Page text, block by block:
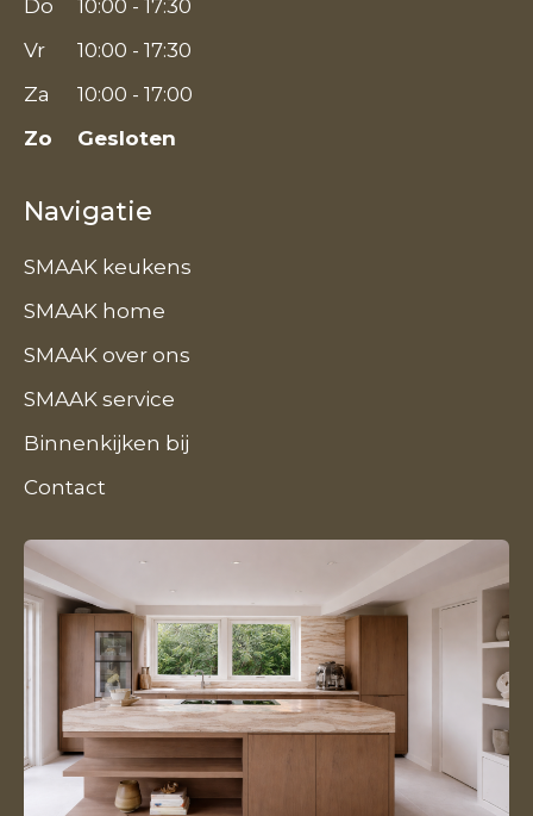
Do
10:00 - 17:30
Vr
10:00 - 17:30
Za
10:00 - 17:00
Zo
Gesloten
Navigatie
SMAAK keukens
SMAAK home
SMAAK over ons
SMAAK service
Binnenkijken bij
Contact